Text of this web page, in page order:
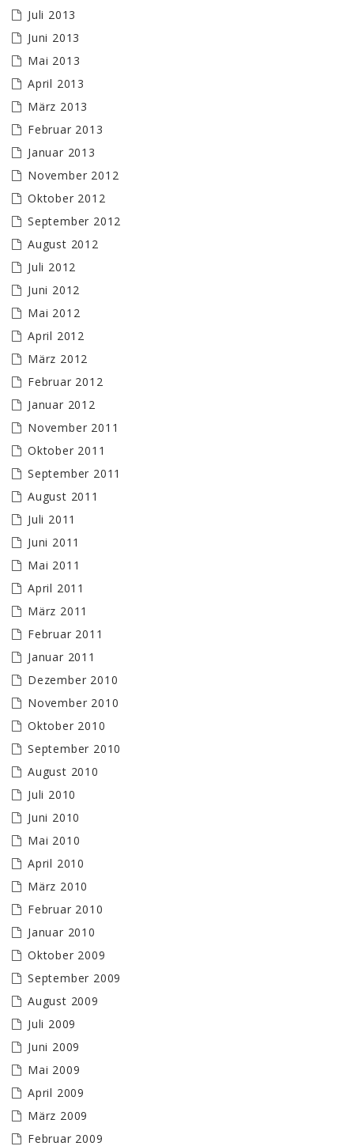
Juli 2013
Juni 2013
Mai 2013
April 2013
März 2013
Februar 2013
Januar 2013
November 2012
Oktober 2012
September 2012
August 2012
Juli 2012
Juni 2012
Mai 2012
April 2012
März 2012
Februar 2012
Januar 2012
November 2011
Oktober 2011
September 2011
August 2011
Juli 2011
Juni 2011
Mai 2011
April 2011
März 2011
Februar 2011
Januar 2011
Dezember 2010
November 2010
Oktober 2010
September 2010
August 2010
Juli 2010
Juni 2010
Mai 2010
April 2010
März 2010
Februar 2010
Januar 2010
Oktober 2009
September 2009
August 2009
Juli 2009
Juni 2009
Mai 2009
April 2009
März 2009
Februar 2009